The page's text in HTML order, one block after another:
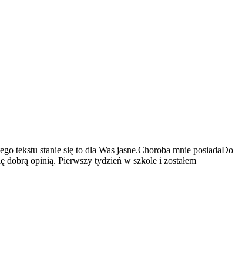
tekstu stanie się to dla Was jasne.Choroba mnie posiadaDo
dobrą opinią. Pierwszy tydzień w szkole i zostałem